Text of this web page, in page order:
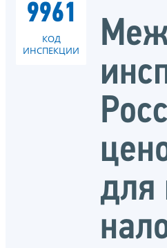
9961
КОД
ИНСПЕКЦИИ
для